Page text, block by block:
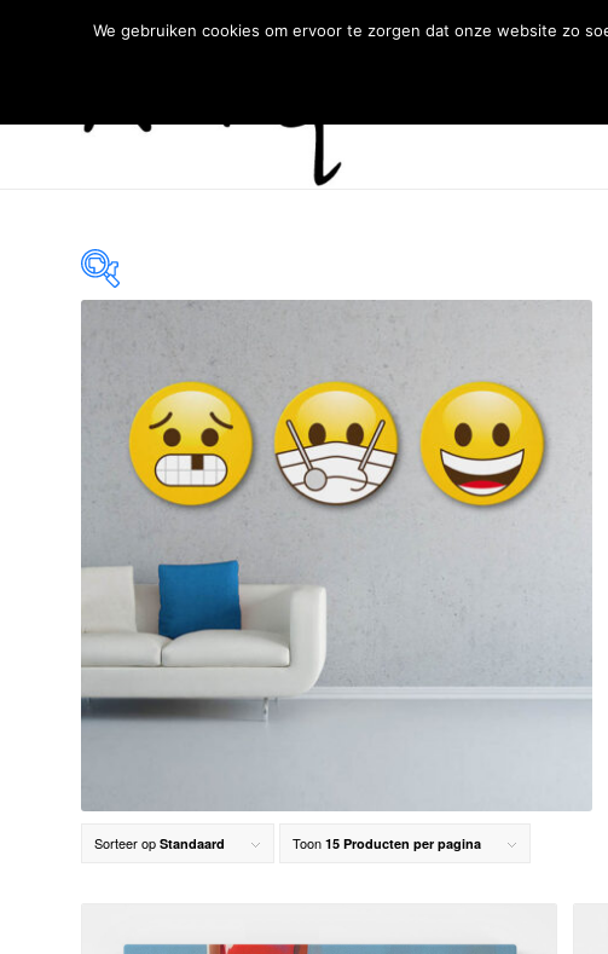
89 119 149
Sorteer op Standaard Toon 15 Producten per pagina
We gebruiken cookies om ervoor te zorgen dat onze website zo